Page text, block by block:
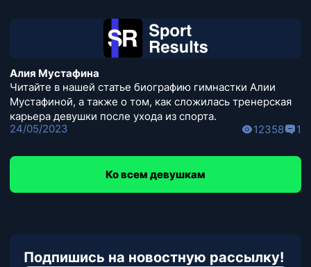
Алия Мустафина
Читайте в нашей статье биографию гимнастки Алии
Мустафиной, а также о том, как сложилась тренерская
карьера девушки после ухода из спорта.
24/05/2023
12358 1
Ко всем девушкам
Подпишись на новостную рассылку!